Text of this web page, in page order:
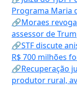
Programa Maria
🔗Moraes
assessor de
🔗STF discute
R$ 700 milhões
🔗Recuperação
produtor rural,